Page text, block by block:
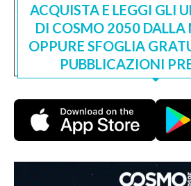
ACQUISTA E LEGGI GLI
DI COSMO 2050 DALLA
OPPURE SFOGLIA
PUBBLICAZIONI